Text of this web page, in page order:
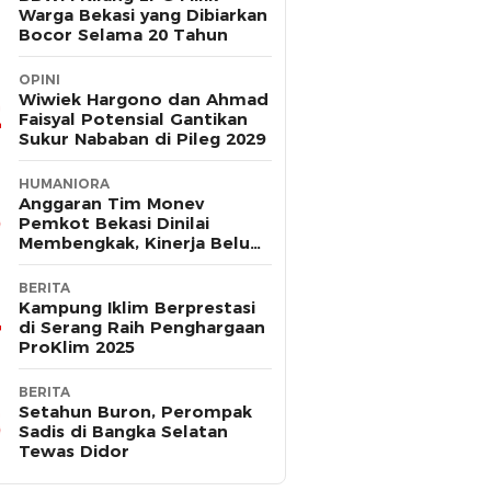
Warga Bekasi yang Dibiarkan
Bocor Selama 20 Tahun
OPINI
Wiwiek Hargono dan Ahmad
Faisyal Potensial Gantikan
Sukur Nababan di Pileg 2029
HUMANIORA
Anggaran Tim Monev
Pemkot Bekasi Dinilai
Membengkak, Kinerja Belum
Terbukti Efektif
BERITA
Kampung Iklim Berprestasi
di Serang Raih Penghargaan
ProKlim 2025
BERITA
Setahun Buron, Perompak
Sadis di Bangka Selatan
Tewas Didor